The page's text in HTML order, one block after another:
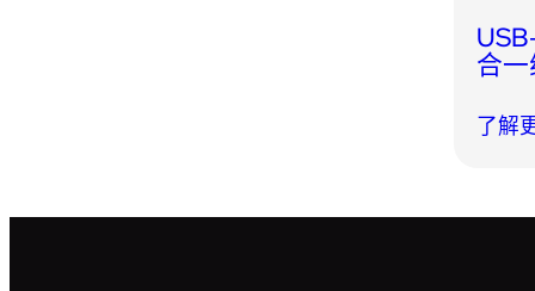
合
了解